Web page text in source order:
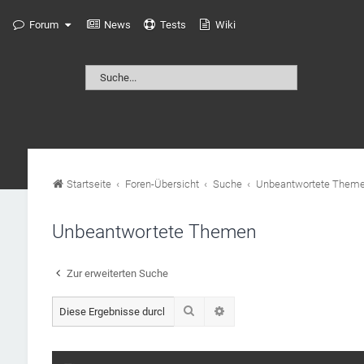
Forum News Tests Wiki
Startseite Foren-Übersicht Suche Unbeantwortete
Unbeantwortete Themen
Zur erweiterten Suche
Suche